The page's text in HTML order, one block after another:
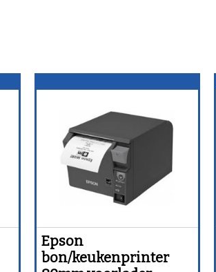
Epson
bon/keukenprinter